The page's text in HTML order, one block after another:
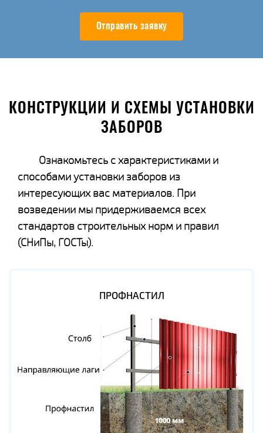
Отправить заявку
КОНСТРУКЦИИ И СХЕМЫ УСТАНОВКИ
ЗАБОРОВ
Ознакомьтесь с характеристиками и
способами установки заборов из
интересующих вас материалов. При
возведении мы придерживаемся всех
стандартов строительных норм и правил
(СНиПы, ГОСТы).
ПРОФНАСТИЛ